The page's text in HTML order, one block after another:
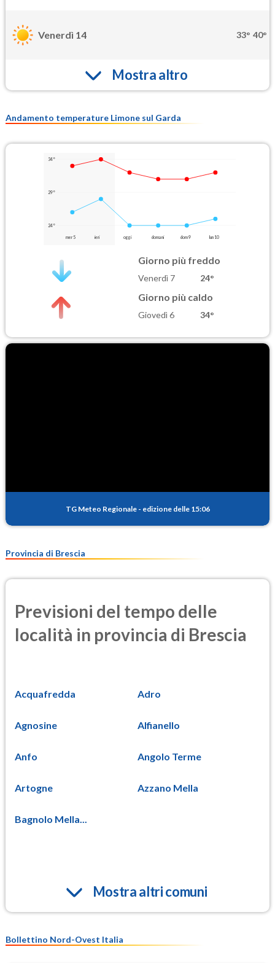
Venerdì 14 33° 40°
Mostra altro
Andamento temperature Limone sul Garda
34°
29°
24°
mer 5 ieri oggi domani dom 9 lun 10
Giorno più freddo
Venerdì 7 24°
Giorno più caldo
Giovedì 6 34°
TG Meteo Regionale - edizione delle 15:06
Provincia di Brescia
Previsioni del tempo delle
località in provincia di Brescia
Acquafredda Adro
Agnosine Alfianello
Anfo Angolo Terme
Artogne Azzano Mella
Bagnolo Mella...
Mostra altri comuni
Bollettino Nord-Ovest Italia